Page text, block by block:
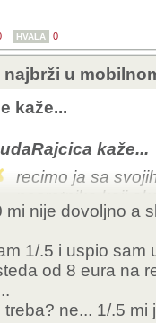
što mu je
HVALA 0
najbrži u
kaže...
kaže...
recimo ja sa
nesretnika koji
dan radi! :\
imaš tu brzinu?
mi nije dovoljno a
1/.5 i uspio sam
od 8 eura na
treba? ne... 1/.5